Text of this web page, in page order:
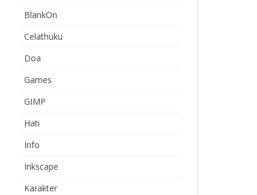
BlankOn
Celathuku
Doa
Games
GIMP
Hati
Info
Inkscape
Karakter